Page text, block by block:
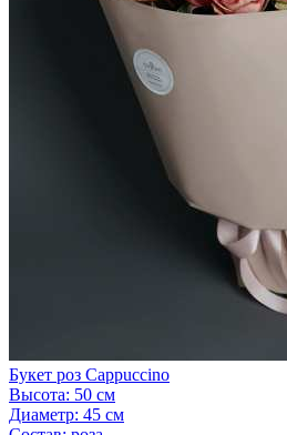
Букет роз Cappuccino
Высота: 50 см
Диаметр: 45 см